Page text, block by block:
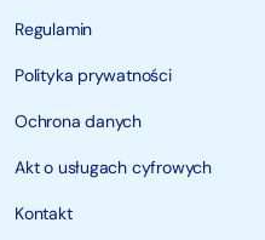
Regulamin
Polityka prywatności
Ochrona danych
Akt o usługach cyfrowych
Kontakt